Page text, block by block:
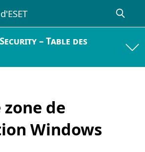
– Table des
de
Windows